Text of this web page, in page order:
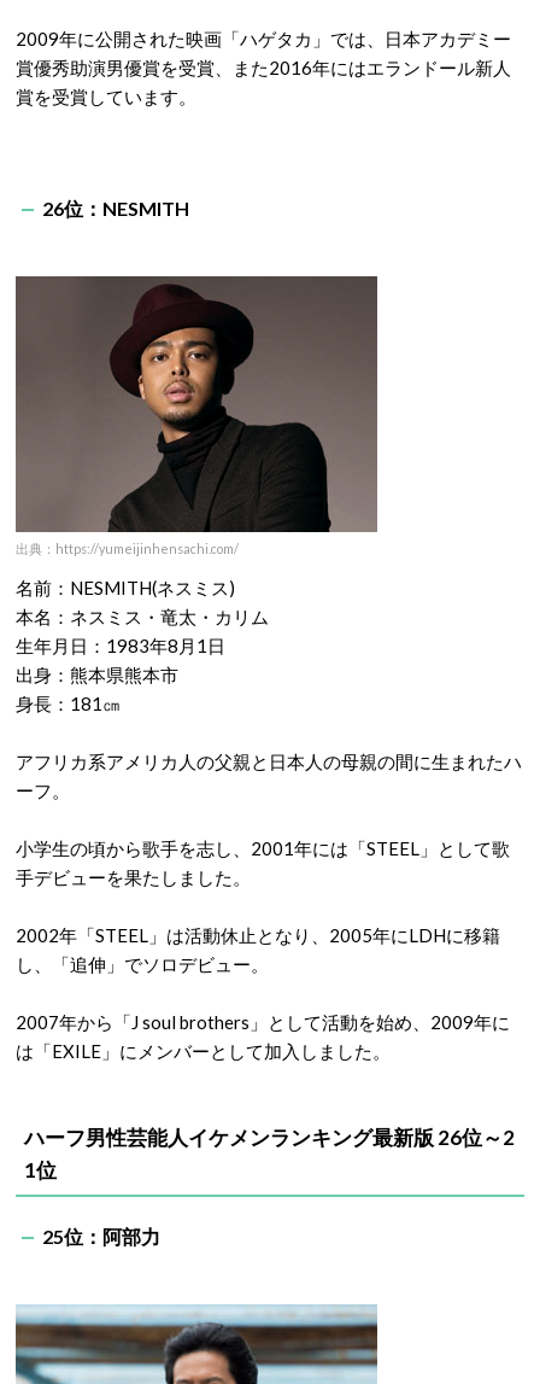
2009年に公開された映画「ハゲタカ」では、日本アカデミー
賞優秀助演男優賞を受賞、また2016年にはエランドール新人
賞を受賞しています。
26位：NESMITH
出典：https://yumeijinhensachi.com/
名前：NESMITH(ネスミス)
本名：ネスミス・竜太・カリム
生年月日：1983年8月1日
出身：熊本県熊本市
身長：181㎝
アフリカ系アメリカ人の父親と日本人の母親の間に生まれたハ
ーフ。
小学生の頃から歌手を志し、2001年には「STEEL」として歌
手デビューを果たしました。
2002年「STEEL」は活動休止となり、2005年にLDHに移籍
し、「追伸」でソロデビュー。
2007年から「J soul brothers」として活動を始め、2009年に
は「EXILE」にメンバーとして加入しました。
ハーフ男性芸能人イケメンランキング最新版 26位～2
1位
25位：阿部力